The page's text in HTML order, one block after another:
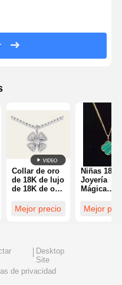
Collar de oro
de 18K de lujo
de 18K de oro
fábrica de
joyas
Mejor precio
Niñas 18K
Joyería
Mágica
Collar de
Malaquita
Mejor
Desktop
Site
de privacidad